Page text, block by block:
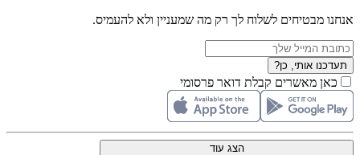
אנחנו מבטיחים לשלוח לך רק מה שמעניין ולא להעמיס.
תעדכנו אותי, כן?
כאן מאשרים קבלת דואר פרסומי
הצג עוד